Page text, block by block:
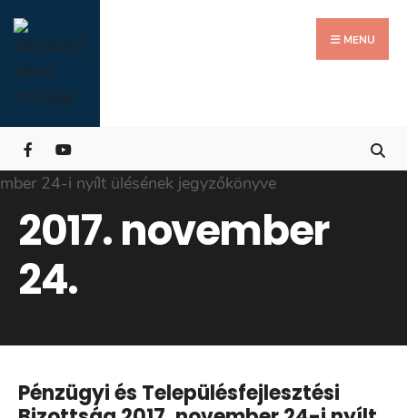
Skip
to
content
MENU
2017. november
24.
Pénzügyi és Településfejlesztési
for:
Close